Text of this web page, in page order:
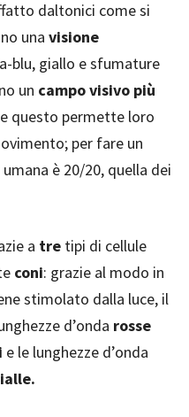
daltonici come si
una visione
blu, giallo e sfumature
un campo visivo più
e questo permette loro
per fare un
è 20/20, quella dei
a tre tipi di cellule
coni: grazie al modo in
stimolato dalla luce, il
d’onda rosse
e le lunghezze d’onda